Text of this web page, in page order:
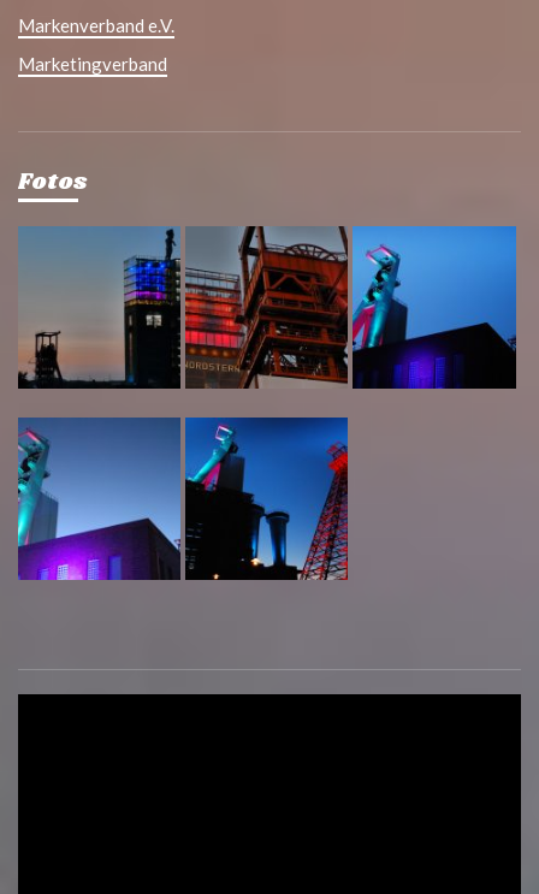
Markenverband e.V.
Marketingverband
Fotos